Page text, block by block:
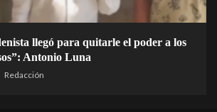
llegó para quitarle el poder a los
Antonio Luna
Redacción